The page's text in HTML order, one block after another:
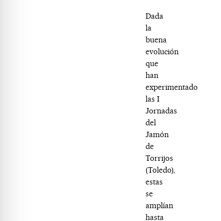
Dada
la
buena
evolución
que
han
experimentado
las I
Jornadas
del
Jamón
de
Torrijos
(Toledo),
estas
se
amplían
hasta